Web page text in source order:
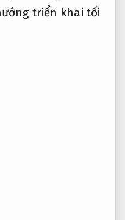
triển khai tối